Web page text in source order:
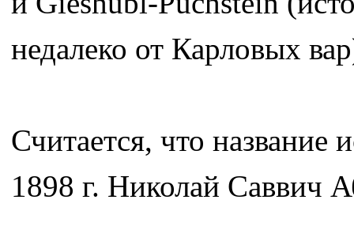
недалеко от Карловых
Считается, что
1898 г. Николай Саввич